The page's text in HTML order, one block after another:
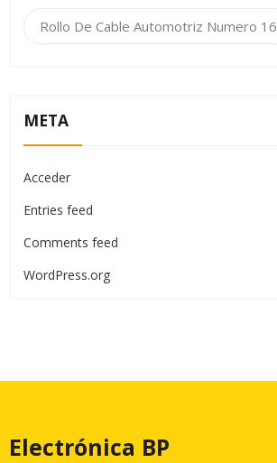
Rollo De Cable Automotriz Numero 16
META
Acceder
Entries feed
Comments feed
WordPress.org
Electrónica BP